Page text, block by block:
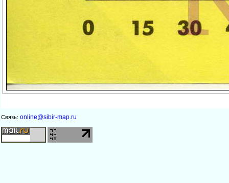
Связь: online@sibir-map.ru